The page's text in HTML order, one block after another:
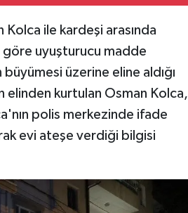
ile kardeşi arasında
göre uyuşturucu madde
üzerine eline aldığı
elinden kurtulan Osman Kolca,
polis merkezinde ifade
evi ateşe verdiği bilgisi